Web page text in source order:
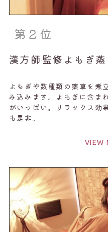
第２位
漢方師監修よもぎ蒸
よもぎや数種類の薬草を煮
み込みます。よもぎに含ま
がいっぱい。リラックス効
も是非。
VIEW